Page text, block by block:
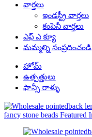
వార్తలు
ఇండస్ట్రీ వార్తలు
కంపెనీ వార్తలు
ఎఫ్ ఎ క్యూ
మమ్మల్ని సంప్రదించండి
హోమ్
ఉత్పత్తులు
ఫాన్సీ రాళ్ళు